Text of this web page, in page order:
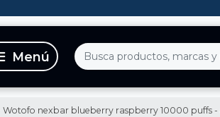
Wotofo nexbar blueberry raspberry 10000 puffs - arándano